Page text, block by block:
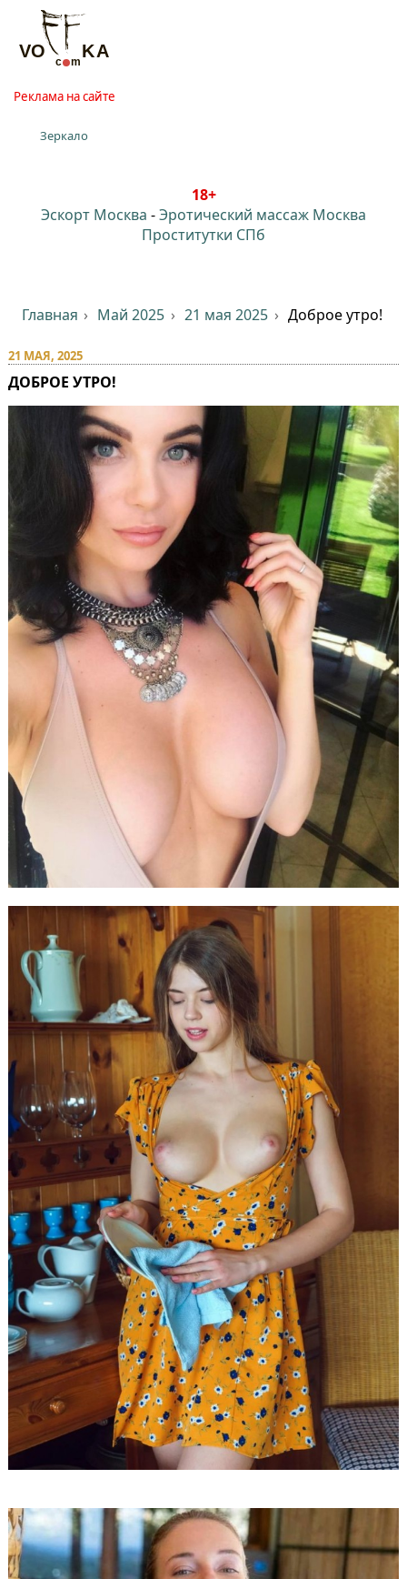
Реклама на сайте
Зеркало
18+
Эскорт Москва -Эротический массаж Москва
Проститутки СПб
Главная Май 2025 21 мая 2025 Доброе утро!
21 МАЯ, 2025
ДОБРОЕ УТРО!